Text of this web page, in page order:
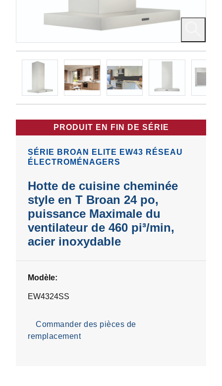
PRODUIT EN FIN DE SÉRIE
SÉRIE BROAN ELITE EW43 RÉSEAU
ÉLECTROMÉNAGERS
Hotte de cuisine cheminée
style en T Broan 24 po,
puissance Maximale du
ventilateur de 460 pi³/min,
acier inoxydable
Modèle:
EW4324SS
Commander des pièces de
remplacement